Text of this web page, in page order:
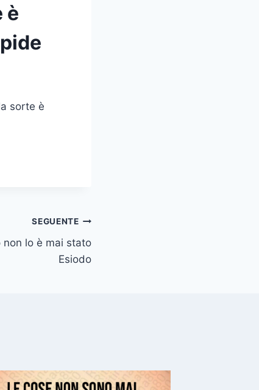
è
sorte è
SEGUENTE
lo è mai stato
Esiodo